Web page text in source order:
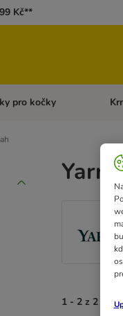
Kč**
Krmivo pro kočky
pro kočky
1 - 2 z 2